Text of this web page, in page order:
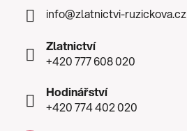
info@zlatnictvi-ruzickova.cz
Zlatnictví
+420 777 608 020
Hodinářství
+420 774 402 020